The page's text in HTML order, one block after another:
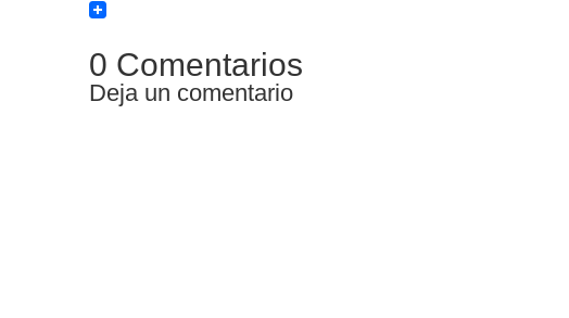
Pinterest
0 Comentarios
Deja un comentario